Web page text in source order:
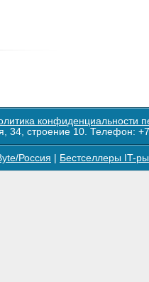
конфиденциальности
34, строение 10. Телефон:
Россия Бестселлеры IT-